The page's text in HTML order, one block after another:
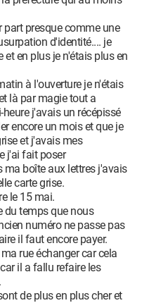
part presque comme une
d'identité.... je
en plus je n'étais plus en
à l'ouverture je n'étais
là par magie tout a
j'avais un récépissé
encore un mois et que je
et j'avais mes
j'ai fait poser
boîte aux lettres j'avais
carte grise.
le 15 mai.
du temps que nous
numéro ne passe pas
il faut encore payer.
rue échanger car cela
il a fallu refaire les
de plus en plus cher et